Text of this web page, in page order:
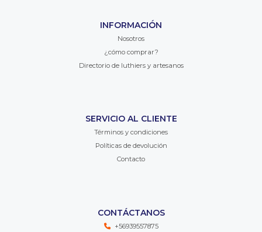
INFORMACIÓN
Nosotros
¿cómo comprar?
Directorio de luthiers y artesanos
SERVICIO AL CLIENTE
Términos y condiciones
Políticas de devolución
Contacto
CONTÁCTANOS
+56939557875